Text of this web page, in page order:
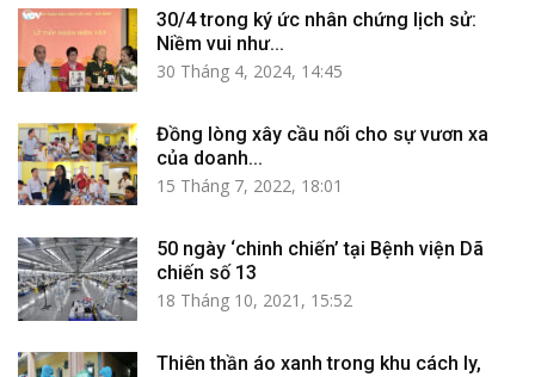
30/4 trong ký ức nhân chứng lịch sử:
Niềm vui như...
30 Tháng 4, 2024, 14:45
Đồng lòng xây cầu nối cho sự vươn xa
của doanh...
15 Tháng 7, 2022, 18:01
50 ngày ‘chinh chiến’ tại Bệnh viện Dã
chiến số 13
18 Tháng 10, 2021, 15:52
Thiên thần áo xanh trong khu cách ly,